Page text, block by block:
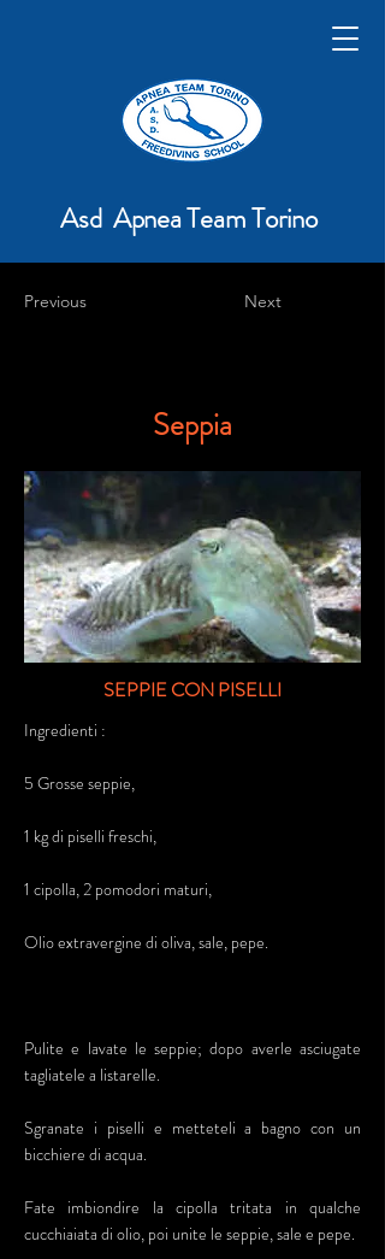
Asd Apnea Team Torino
Previous Next
Seppia
SEPPIE CON PISELLI
Ingredienti :
5 Grosse seppie,
1 kg di piselli freschi,
1 cipolla, 2 pomodori maturi,
Olio extravergine di oliva, sale, pepe.
Pulite e lavate le seppie; dopo averle asciugate
tagliatele a listarelle.
Sgranate i piselli e metteteli a bagno con un
bicchiere di acqua.
Fate imbiondire la cipolla tritata in qualche
cucchiaiata di olio, poi unite le seppie, sale e pepe.